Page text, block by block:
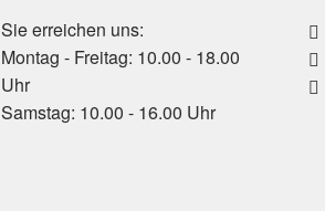
Sie erreichen uns:
Montag - Freitag: 10.00 - 18.00
Uhr
Samstag: 10.00 - 16.00 Uhr